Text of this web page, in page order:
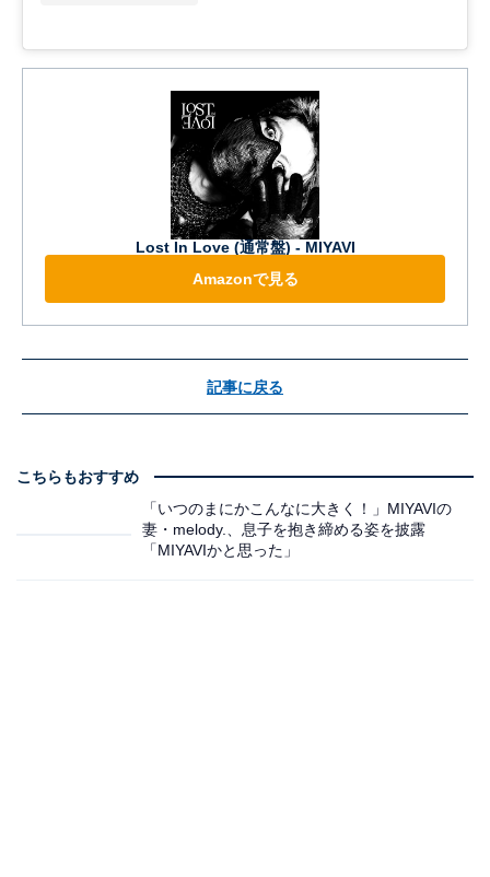
Lost In Love (通常盤) - MIYAVI
Amazonで見る
記事に戻る
こちらもおすすめ
「いつのまにかこんなに大きく！」MIYAVIの
妻・melody.、息子を抱き締める姿を披露
「MIYAVIかと思った」